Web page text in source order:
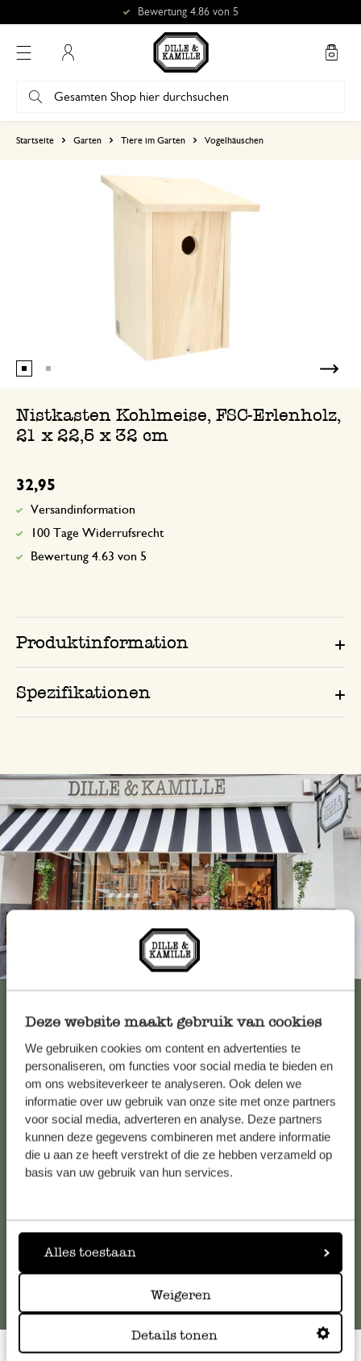
Deze website maakt gebruik van cookies
We gebruiken cookies om content en advertenties te
personaliseren, om functies voor social media te bieden en
om ons websiteverkeer te analyseren. Ook delen we
informatie over uw gebruik van onze site met onze partners
voor social media, adverteren en analyse. Deze partners
kunnen deze gegevens combineren met andere informatie
die u aan ze heeft verstrekt of die ze hebben verzameld op
basis van uw gebruik van hun services.
Alles toestaan
Weigeren
Details tonen
Bewertung 4.86 von 5
Startseite Garten Tiere im Garten Vogelhäuschen
Nistkasten Kohlmeise, FSC-Erlenholz,
21 x 22,5 x 32 cm
32,95
Versandinformation
100 Tage Widerrufsrecht
Bewertung 4.63 von 5
Produktinformation
Spezifikationen
Immer in der Nähe
Kundenservice/Hilfe
Falls Sie Fragen haben oder Tipps und Hilfe brauchen, wenden
Sie sich bitte an unseren Kundenservice. Oder lesen Sie hier
die Antworten auf häufig gestellte Fragen